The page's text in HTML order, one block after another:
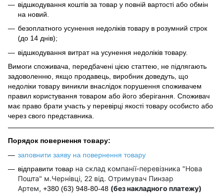
відшкодування коштів за товар у повній вартості або обмін
на новий.
безоплатного усунення недоліків товару в розумний строк
(до 14 днів);
відшкодування витрат на усунення недоліків товару.
Вимоги споживача, передбачені цією статтею, не підлягають
задоволенню, якщо продавець, виробник доведуть, що
недоліки товару виникли внаслідок порушення споживачем
правил користування товаром або його зберігання. Споживач
має право брати участь у перевірці якості товару особисто або
через свого представника.
Порядок повернення товару:
заповнити заяву на повернення товару
відправити товар на склад компанії-перевізника "Нова
Пошта" м.Чернівці, 22 від. Отримувач Пинзар
Артем, +380 (63) 948-80-48 (без накладного платежу)